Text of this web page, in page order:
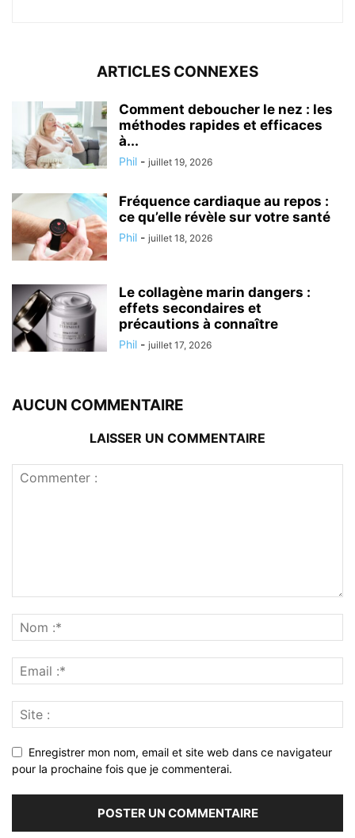
ARTICLES CONNEXES
Comment deboucher le nez : les
méthodes rapides et efficaces
à...
Phil - juillet 19, 2026
Fréquence cardiaque au repos :
ce qu’elle révèle sur votre santé
Phil - juillet 18, 2026
Le collagène marin dangers :
effets secondaires et
précautions à connaître
Phil - juillet 17, 2026
AUCUN COMMENTAIRE
LAISSER UN COMMENTAIRE
Enregistrer mon nom, email et site web dans ce navigateur
pour la prochaine fois que je commenterai.